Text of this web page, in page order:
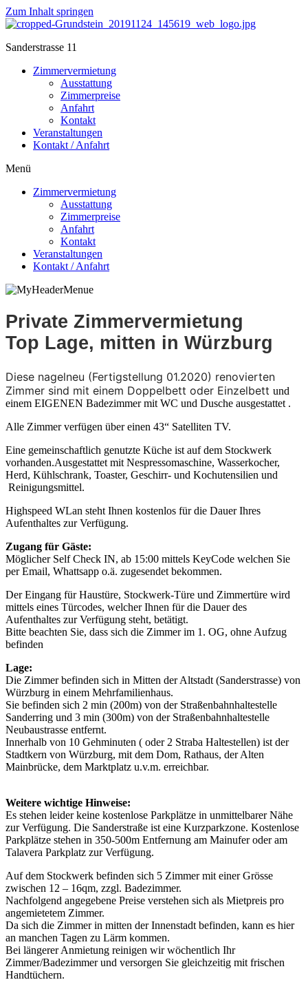
Zum Inhalt springen
Sanderstrasse 11
Zimmervermietung
Ausstattung
Zimmerpreise
Anfahrt
Kontakt
Veranstaltungen
Kontakt / Anfahrt
Menü
Zimmervermietung
Ausstattung
Zimmerpreise
Anfahrt
Kontakt
Veranstaltungen
Kontakt / Anfahrt
Private Zimmervermietung
Top Lage, mitten in Würzburg
Diese nagelneu (Fertigstellung 01.2020) renovierten
Zimmer sind mit einem Doppelbett oder Einzelbett und
einem EIGENEN Badezimmer mit WC und Dusche ausgestattet .
Alle Zimmer verfügen über einen 43“ Satelliten TV.
Eine gemeinschaftlich genutzte Küche ist auf dem Stockwerk
vorhanden.Ausgestattet mit Nespressomaschine, Wasserkocher,
Herd, Kühlschrank, Toaster, Geschirr- und Kochutensilien und
Reinigungsmittel.
Highspeed WLan steht Ihnen kostenlos für die Dauer Ihres
Aufenthaltes zur Verfügung.
Zugang für Gäste:
Möglicher Self Check IN, ab 15:00 mittels KeyCode welchen Sie
per Email, Whattsapp o.ä. zugesendet bekommen.
Der Eingang für Haustüre, Stockwerk-Türe und Zimmertüre wird
mittels eines Türcodes, welcher Ihnen für die Dauer des
Aufenthaltes zur Verfügung steht, betätigt.
Bitte beachten Sie, dass sich die Zimmer im 1. OG, ohne Aufzug
befinden
Lage:
Die Zimmer befinden sich in Mitten der Altstadt (Sanderstrasse) von
Würzburg in einem Mehrfamilienhaus.
Sie befinden sich 2 min (200m) von der Straßenbahnhaltestelle
Sanderring und 3 min (300m) von der Straßenbahnhaltestelle
Neubaustrasse entfernt.
Innerhalb von 10 Gehminuten ( oder 2 Straba Haltestellen) ist der
Stadtkern von Würzburg, mit dem Dom, Rathaus, der Alten
Mainbrücke, dem Marktplatz u.v.m. erreichbar.
Weitere wichtige Hinweise:
Es stehen leider keine kostenlose Parkplätze in unmittelbarer Nähe
zur Verfügung. Die Sanderstraße ist eine Kurzparkzone. Kostenlose
Parkplätze stehen in 350-500m Entfernung am Mainufer oder am
Talavera Parkplatz zur Verfügung.
Auf dem Stockwerk befinden sich 5 Zimmer mit einer Grösse
zwischen 12 – 16qm, zzgl. Badezimmer.
Nachfolgend angegebene Preise verstehen sich als Mietpreis pro
angemietetem Zimmer.
Da sich die Zimmer in mitten der Innenstadt befinden, kann es hier
an manchen Tagen zu Lärm kommen.
Bei längerer Anmietung reinigen wir wöchentlich Ihr
Zimmer/Badezimmer und versorgen Sie gleichzeitig mit frischen
Handtüchern.